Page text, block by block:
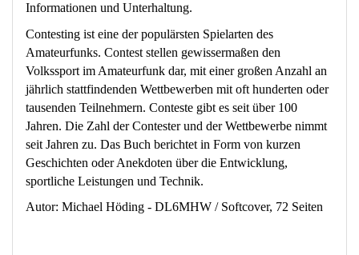
Informationen und Unterhaltung.
Contesting ist eine der populärsten Spielarten des
Amateurfunks. Contest stellen gewissermaßen den
Volkssport im Amateurfunk dar, mit einer großen Anzahl an
jährlich stattfindenden Wettbewerben mit oft hunderten oder
tausenden Teilnehmern. Conteste gibt es seit über 100
Jahren. Die Zahl der Contester und der Wettbewerbe nimmt
seit Jahren zu. Das Buch berichtet in Form von kurzen
Geschichten oder Anekdoten über die Entwicklung,
sportliche Leistungen und Technik.
Autor: Michael Höding - DL6MHW / Softcover, 72 Seiten